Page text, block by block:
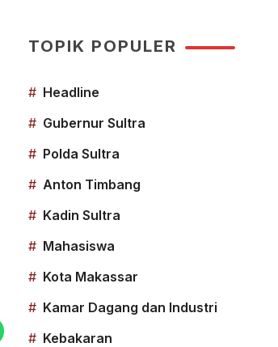
TOPIK POPULER
# Headline
# Gubernur Sultra
# Polda Sultra
# Anton Timbang
# Kadin Sultra
# Mahasiswa
# Kota Makassar
# Kamar Dagang dan Industri
# Kebakaran